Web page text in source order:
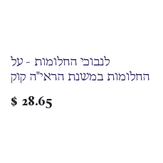
לנבוכי החלומות - על
החלומות במשנת הראי"ה קוק
$ 28.65